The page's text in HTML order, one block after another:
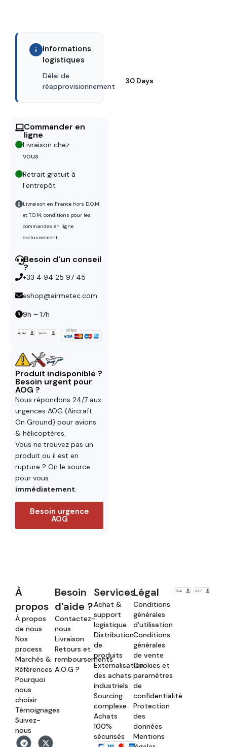
i
Informations
logistiques
Délai de
réapprovisionnement
30 Days
Commander en
ligne
Livraison chez
vous
Retrait gratuit à
l’entrepôt
Livraison en France hors D.O.M.
et T.O.M, conditions pour les
commandes en ligne
exclusivement.
Besoin d'un conseil
?
+33 4 94 25 97 45
eshop@airmetec.com
9h – 17h
Produit indisponible ?
Besoin urgent pour
AOG ?
Nous répondons 24/7 aux
urgences AOG (Aircraft
On Ground) pour avions
& hélicoptères.
Vous ne trouvez pas un
produit ou il est en
rupture ? On le source
pour vous
immédiatement.
Besoin urgence
AOG
À
propos
À propos
de nous
Nos
process
Marchés &
Références
Pourquoi
nous
choisir
Témoignages
Suivez-
nous
Besoin
d'aide ?
Contactez-
nous
Livraison
Retours et
remboursements
A.O.G ?
Services
Achat &
support
logistique
Distribution
de
produits
Externalisation
des achats
industriels
Sourcing
complexe
Achats
100%
sécurisés
Légal
Conditions
générales
d'utilisation
Conditions
générales
de vente
Cookies et
paramètres
de
confidentialité
Protection
des
données
Mentions